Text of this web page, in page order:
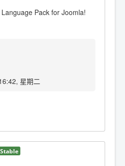
Pack for Joomla!
星期二
Stable